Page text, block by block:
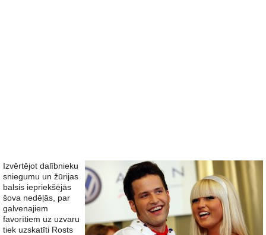
Izvērtējot dalībnieku
sniegumu un žūrijas
balsis iepriekšējās
šova nedēļās, par
galvenajiem
favorītiem uz uzvaru
tiek uzskatīti Rosts